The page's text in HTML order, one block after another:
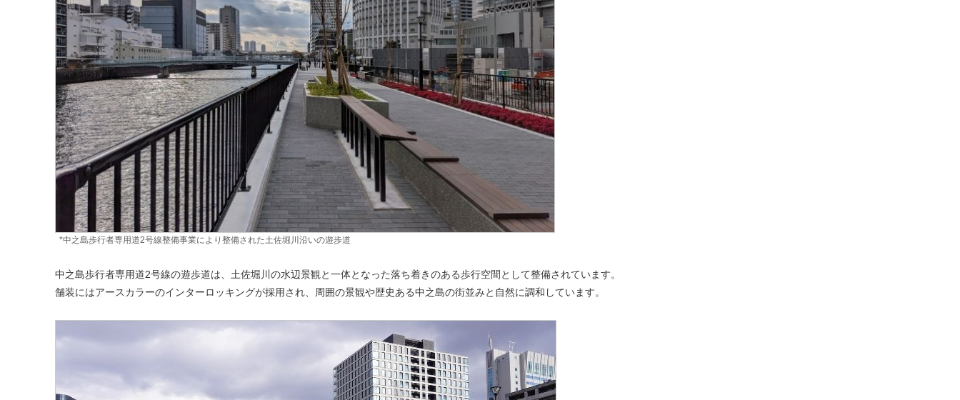
*中之島歩行者専用道2号線整備事業により整備された土佐堀川沿いの遊歩道
中之島歩行者専用道2号線の遊歩道は、土佐堀川の水辺景観と一体となった落ち着きのある歩行空間として整備されています。
舗装にはアースカラーのインターロッキングが採用され、周囲の景観や歴史ある中之島の街並みと自然に調和しています。